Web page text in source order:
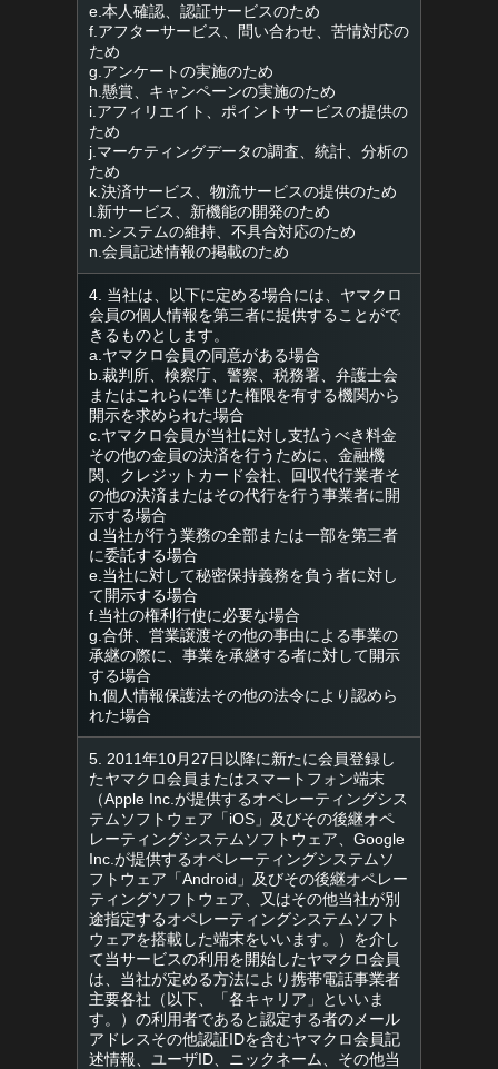
e.本人確認、認証サービスのため
f.アフターサービス、問い合わせ、苦情対応の
ため
g.アンケートの実施のため
h.懸賞、キャンペーンの実施のため
i.アフィリエイト、ポイントサービスの提供の
ため
j.マーケティングデータの調査、統計、分析の
ため
k.決済サービス、物流サービスの提供のため
l.新サービス、新機能の開発のため
m.システムの維持、不具合対応のため
n.会員記述情報の掲載のため
4. 当社は、以下に定める場合には、ヤマクロ
会員の個人情報を第三者に提供することがで
きるものとします。
a.ヤマクロ会員の同意がある場合
b.裁判所、検察庁、警察、税務署、弁護士会
またはこれらに準じた権限を有する機関から
開示を求められた場合
c.ヤマクロ会員が当社に対し支払うべき料金
その他の金員の決済を行うために、金融機
関、クレジットカード会社、回収代行業者そ
の他の決済またはその代行を行う事業者に開
示する場合
d.当社が行う業務の全部または一部を第三者
に委託する場合
e.当社に対して秘密保持義務を負う者に対し
て開示する場合
f.当社の権利行使に必要な場合
g.合併、営業譲渡その他の事由による事業の
承継の際に、事業を承継する者に対して開示
する場合
h.個人情報保護法その他の法令により認めら
れた場合
5. 2011年10月27日以降に新たに会員登録し
たヤマクロ会員またはスマートフォン端末
（Apple Inc.が提供するオペレーティングシス
テムソフトウェア「iOS」及びその後継オペ
レーティングシステムソフトウェア、Google
Inc.が提供するオペレーティングシステムソ
フトウェア「Android」及びその後継オペレー
ティングソフトウェア、又はその他当社が別
途指定するオペレーティングシステムソフト
ウェアを搭載した端末をいいます。）を介し
て当サービスの利用を開始したヤマクロ会員
は、当社が定める方法により携帯電話事業者
主要各社（以下、「各キャリア」といいま
す。）の利用者であると認定する者のメール
アドレスその他認証IDを含むヤマクロ会員記
述情報、ユーザID、ニックネーム、その他当